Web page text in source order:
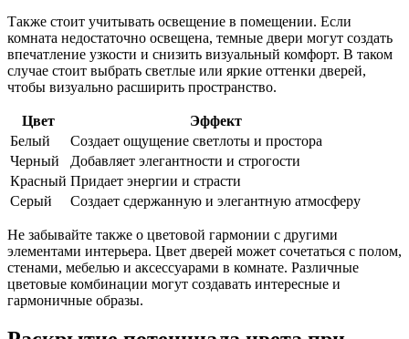
Также стоит учитывать освещение в помещении. Если
комната недостаточно освещена, темные двери могут создать
впечатление узкости и снизить визуальный комфорт. В таком
случае стоит выбрать светлые или яркие оттенки дверей,
чтобы визуально расширить пространство.
Цвет
Эффект
Белый
Создает ощущение светлоты и простора
Черный
Добавляет элегантности и строгости
Красный Придает энергии и страсти
Серый
Создает сдержанную и элегантную атмосферу
Не забывайте также о цветовой гармонии с другими
элементами интерьера. Цвет дверей может сочетаться с полом,
стенами, мебелью и аксессуарами в комнате. Различные
цветовые комбинации могут создавать интересные и
гармоничные образы.